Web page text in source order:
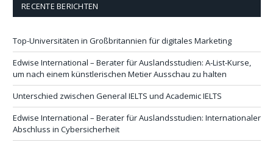
RECENTE BERICHTEN
Top-Universitäten in Großbritannien für digitales Marketing
Edwise International – Berater für Auslandsstudien: A-List-Kurse,
um nach einem künstlerischen Metier Ausschau zu halten
Unterschied zwischen General IELTS und Academic IELTS
Edwise International – Berater für Auslandsstudien: Internationaler
Abschluss in Cybersicherheit